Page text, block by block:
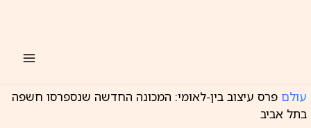
עולם פרס עיצוב בין-לאומי: המכונה החדשה שנספרסו חשפה
בתל אביב